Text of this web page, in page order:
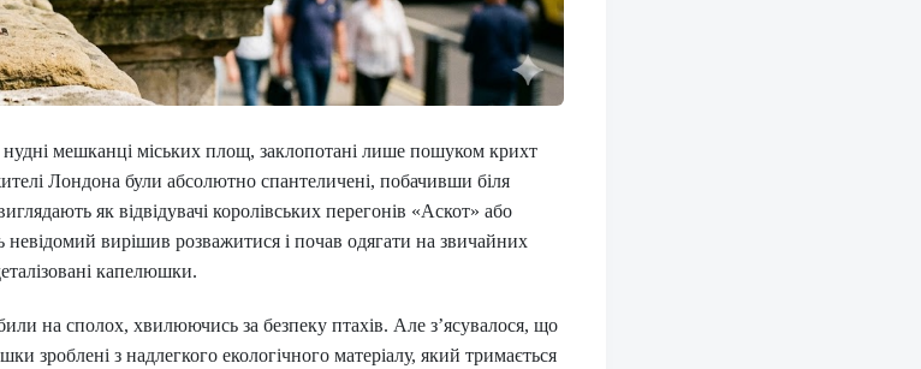
мешканці міських площ, заклопотані лише пошуком крихт
Лондона були абсолютно спантеличені, побачивши біля
як відвідувачі королівських перегонів «Аскот» або
вирішив розважитися і почав одягати на звичайних
капелюшки.
на сполох, хвилюючись за безпеку птахів. Але з’ясувалося, що
зроблені з надлегкого екологічного матеріалу, який тримається